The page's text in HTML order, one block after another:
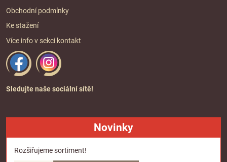
Obchodní podmínky
Ke stažení
Více info v sekci kontakt
Sledujte naše sociální sítě!
Novinky
Rozšiřujeme sortiment!